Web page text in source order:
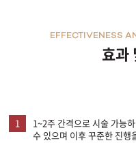
효과
EFFECTIVENESS
1
1~2주 간격으로 시술 가능
수 있으며 이후 꾸준한 진행